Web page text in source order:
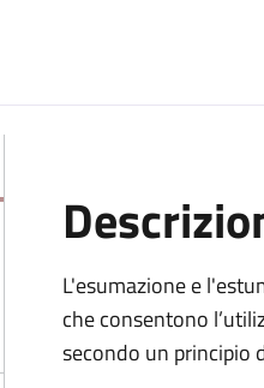
L'esumazione e
che consentono
secondo un principio